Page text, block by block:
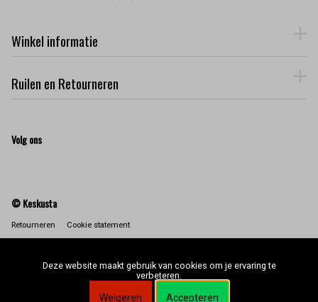
Winkel informatie
Ruilen en Retourneren
Volg ons
© Keskusta
Retourneren Cookie statement
Deze website maakt gebruik van cookies om je ervaring te
verbeteren.
Weigeren Accepteren